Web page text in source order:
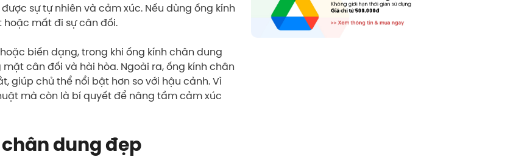
sự tự nhiên và cảm xúc. Nếu dùng ống kính
hoặc mất đi sự cân đối.
biến dạng, trong khi ống kính chân dung
cân đối và hài hòa. Ngoài ra, ống kính chân
giúp chủ thể nổi bật hơn so với hậu cảnh. Vì
mà còn là bí quyết để nâng tầm cảm xúc
dung đẹp